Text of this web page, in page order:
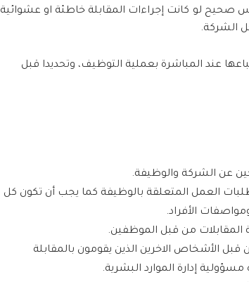
صحيح لو كانت إجراءات المقابلة خاطئة او عشوائية
الشركة.
عند المباشرة بعملية التوظيف، وتحديدا قبل
عن الشركة والوظيفة.
العمل المتعلقة بالوظيفة كما يجب أن تكون كل
الأفراد.
من قبل الموظفين.
الأشخاص الاخرين الذين يقومون بالمقابلة
إدارة الموارد البشرية.